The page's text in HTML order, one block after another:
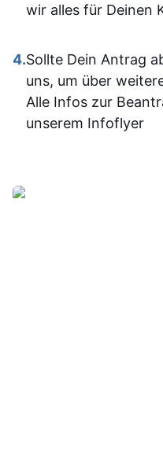
wir alles für Deinen
4.Sollte Dein Antrag
uns, um über
Alle Infos zur
unserem Infoflyer